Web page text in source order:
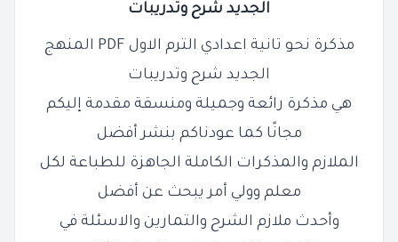
الجديد شرح وتدريبات
مذكرة نحو تانية اعدادي الترم الاول PDF المنهج
الجديد شرح وتدريبات
هي مذكرة رائعة وجميلة ومنسقة مقدمة إليكم
مجانًا كما عودناكم بنشر أفضل
الملازم والمذكرات الكاملة الجاهزة للطباعة لكل
معلم وولي أمر يبحث عن أفضل
وأحدث ملازم الشرح والتمارين والاسئلة في